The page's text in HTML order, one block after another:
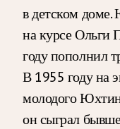
в детском
на курсе Ольги
году пополнил
В 1955 году на
молодого
он сыграл